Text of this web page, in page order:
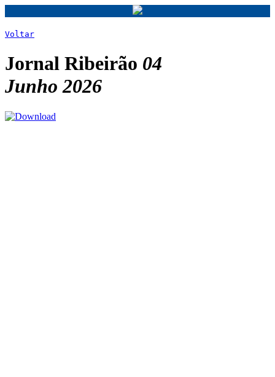
Voltar
Jornal Ribeirão 04
Junho 2026